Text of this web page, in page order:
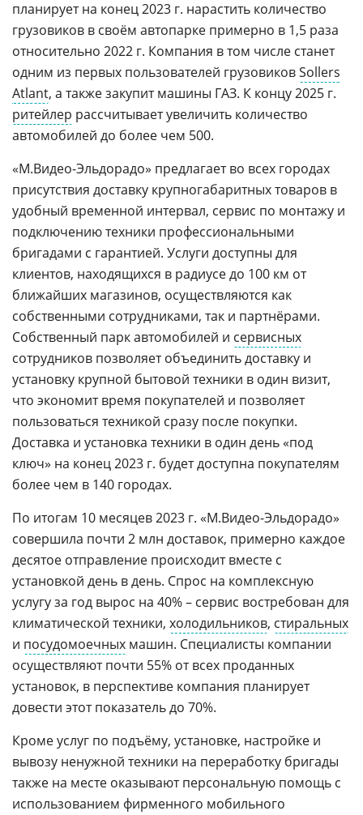
планирует на конец 2023 г. нарастить количество
грузовиков в своём автопарке примерно в 1,5 раза
относительно 2022 г. Компания в том числе станет
одним из первых пользователей грузовиковSollers
Atlant, а также закупит машины ГАЗ. К концу 2025 г.
ритейлер рассчитывает увеличить количество
автомобилей до более чем 500.
«М.Видео-Эльдорадо» предлагает во всех городах
присутствия доставку крупногабаритных товаров в
удобный временной интервал, сервис по монтажу и
подключению техники профессиональными
бригадами с гарантией. Услуги доступны для
клиентов, находящихся в радиусе до 100 км от
ближайших магазинов, осуществляются как
собственными сотрудниками, так и партнёрами.
Собственный парк автомобилей и сервисных
сотрудников позволяет объединить доставку и
установку крупной бытовой техники в один визит,
что экономит время покупателей и позволяет
пользоваться техникой сразу после покупки.
Доставка и установка техники в один день «под
ключ» на конец 2023 г. будет доступна покупателям
более чем в 140 городах.
По итогам 10 месяцев 2023 г. «М.Видео-Эльдорадо»
совершила почти 2 млн доставок, примерно каждое
десятое отправление происходит вместе с
установкой день в день. Спрос на комплексную
услугу за год вырос на 40% – сервис востребован для
климатической техники, холодильников, стиральных
и посудомоечных машин. Специалисты компании
осуществляют почти 55% от всех проданных
установок, в перспективе компания планирует
довести этот показатель до 70%.
Кроме услуг по подъёму, установке, настройке и
вывозу ненужной техники на переработку бригады
также на месте оказывают персональную помощь с
использованием фирменного мобильного